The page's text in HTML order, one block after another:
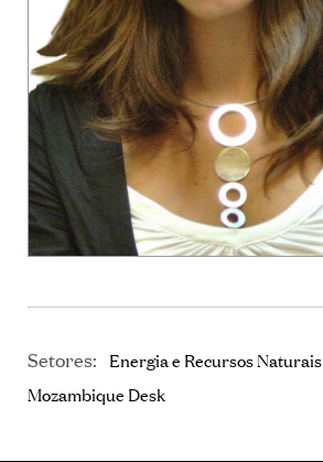
Setores: Energia e Recursos Naturais
Mozambique Desk